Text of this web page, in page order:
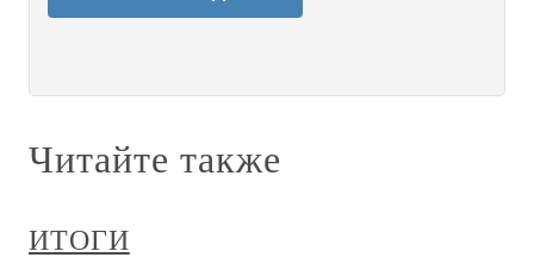
Читайте также
ИТОГИ